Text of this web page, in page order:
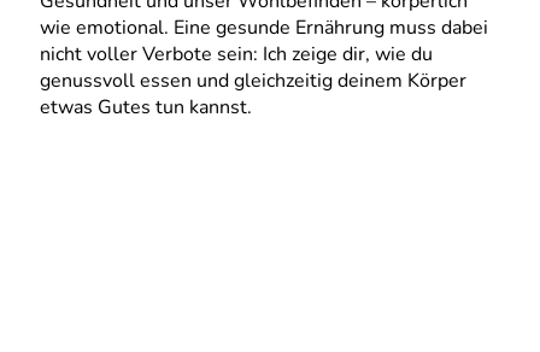
wie emotional. Eine gesunde Ernährung muss dabei
nicht voller Verbote sein: Ich zeige dir, wie du
genussvoll essen und gleichzeitig deinem Körper
etwas Gutes tun kannst.